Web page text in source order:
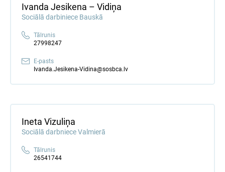
Ivanda Jesikena – Vidiņa
Sociālā darbiniece Bauskā
Tālrunis
27998247
E-pasts
Ivanda.Jesikena-Vidina@sosbca.lv
Ineta Vizuliņa
Sociālā darbniece Valmierā
Tālrunis
26541744